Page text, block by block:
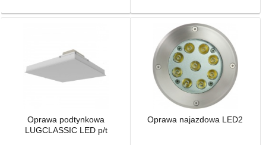
Oprawa podtynkowa
LUGCLASSIC LED p/t
Oprawa najazdowa LED2